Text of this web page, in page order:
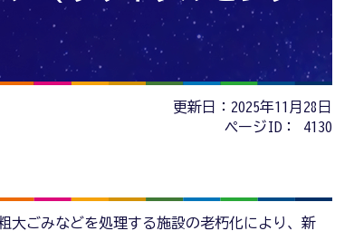
更新日：2025年11月28日
ページID：
4130
大ごみなどを処理する施設の老朽化により、新